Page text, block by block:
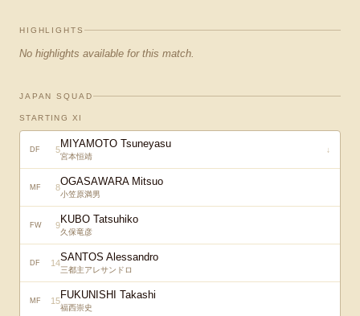
HIGHLIGHTS
No highlights available for this match.
JAPAN SQUAD
STARTING XI
DF 5MIYAMOTO Tsuneyasu
宮本恒靖
↓
MF 8OGASAWARA Mitsuo
小笠原満男
FW 9KUBO Tatsuhiko
久保竜彦
DF 14SANTOS Alessandro
三都主アレサンドロ
MF 15FUKUNISHI Takashi
福西崇史